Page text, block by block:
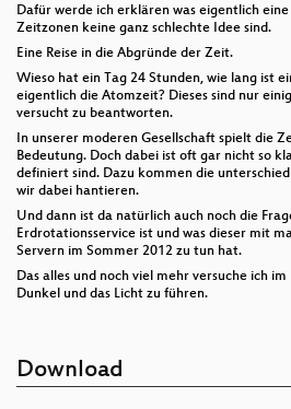
Dafür werde ich erklären was eigentlich
Zeitzonen keine ganz schlechte Idee sind.
Eine Reise in die Abgründe der Zeit.
Wieso hat ein Tag 24 Stunden, wie lang ist
eigentlich die Atomzeit? Dieses sind nur
versucht zu beantworten.
In unserer moderen Gesellschaft spielt die
Bedeutung. Doch dabei ist oft gar nicht so
definiert sind. Dazu kommen die
wir dabei hantieren.
Und dann ist da natürlich auch noch die
Erdrotationsservice ist und was dieser mit
Servern im Sommer 2012 zu tun hat.
Das alles und noch viel mehr versuche ich im
Dunkel und das Licht zu führen.
Download